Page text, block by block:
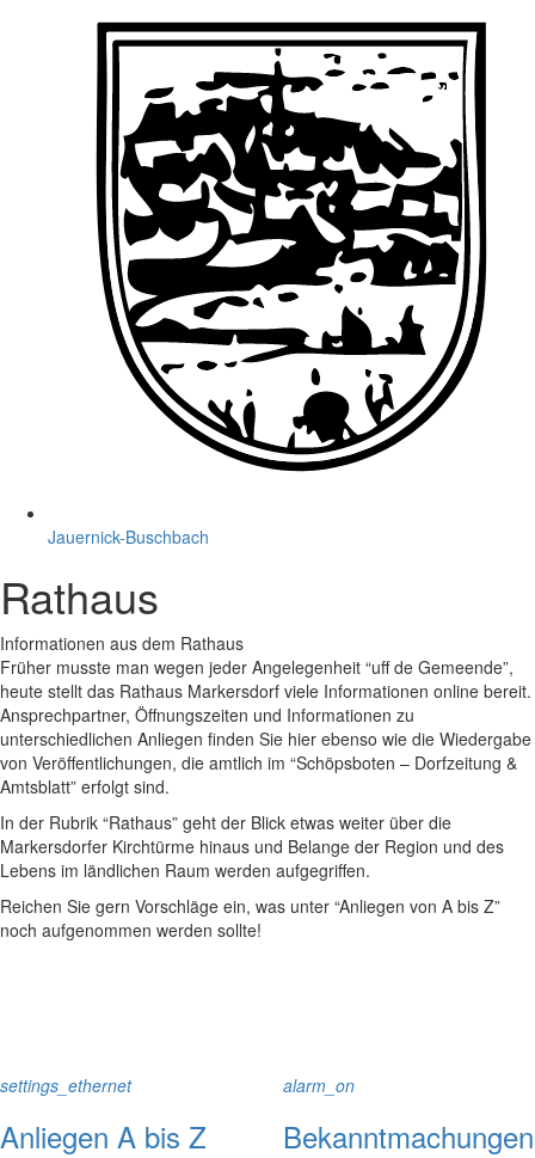
Jauernick-Buschbach
Rathaus
Informationen aus dem Rathaus
Früher musste man wegen jeder Angelegenheit “uff de Gemeende”,
heute stellt das Rathaus Markersdorf viele Informationen online bereit.
Ansprechpartner, Öffnungszeiten und Informationen zu
unterschiedlichen Anliegen finden Sie hier ebenso wie die Wiedergabe
von Veröffentlichungen, die amtlich im “Schöpsboten – Dorfzeitung &
Amtsblatt” erfolgt sind.
In der Rubrik “Rathaus” geht der Blick etwas weiter über die
Markersdorfer Kirchtürme hinaus und Belange der Region und des
Lebens im ländlichen Raum werden aufgegriffen.
Reichen Sie gern Vorschläge ein, was unter “Anliegen von A bis Z”
noch aufgenommen werden sollte!
settings_ethernet
Anliegen A bis Z
alarm_on
Bekanntmachungen